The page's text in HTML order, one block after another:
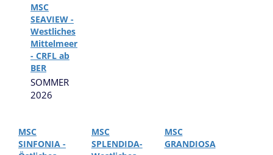
MSC
SEAVIEW -
Westliches
Mittelmeer
- CRFL ab
BER
SOMMER
2026
MSC
SINFONIA -
MSC
SPLENDIDA-
MSC
GRANDIOSA